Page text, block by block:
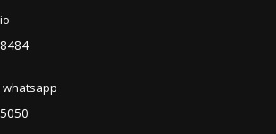
whatsapp